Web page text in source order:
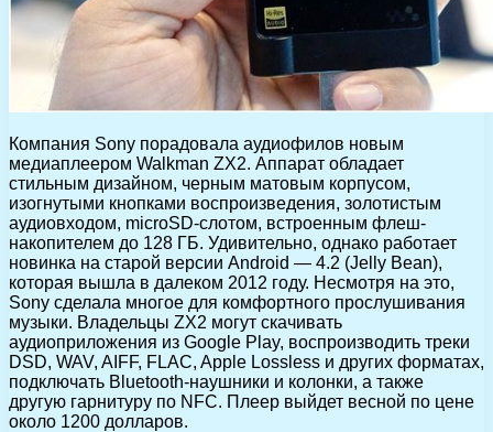
Компания Sony порадовала аудиофилов новым
медиаплеером Walkman ZX2. Аппарат обладает
стильным дизайном, черным матовым корпусом,
изогнутыми кнопками воспроизведения, золотистым
аудиовходом, microSD-слотом, встроенным флеш-
накопителем до 128 ГБ. Удивительно, однако работает
новинка на старой версии Android — 4.2 (Jelly Bean),
которая вышла в далеком 2012 году. Несмотря на это,
Sony сделала многое для комфортного прослушивания
музыки. Владельцы ZX2 могут скачивать
аудиоприложения из Google Play, воспроизводить треки
DSD, WAV, AIFF, FLAC, Apple Lossless и других форматах,
подключать Bluetooth-наушники и колонки, а также
другую гарнитуру по NFC. Плеер выйдет весной по цене
около 1200 долларов.